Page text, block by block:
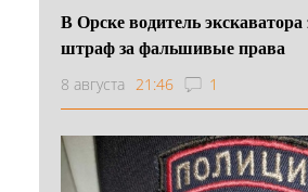
В Орске водитель экскаватора
штраф за фальшивые права
8 августа 21:46 1